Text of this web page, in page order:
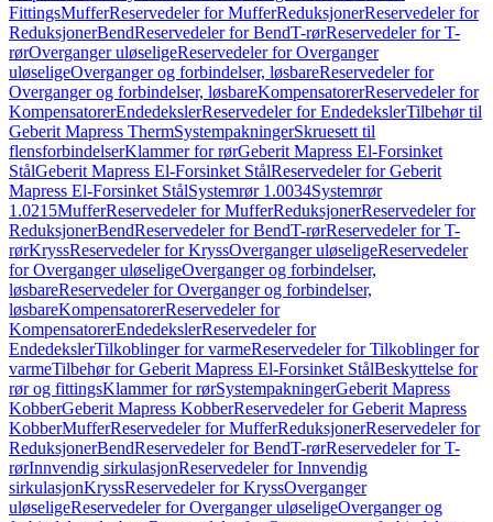
FittingsMufferReservedeler for MufferReduksjonerReservedeler for
ReduksjonerBendReservedeler for BendT-rørReservedeler for T-
rørOverganger uløseligeReservedeler for Overganger
uløseligeOverganger og forbindelser, løsbareReservedeler for
Overganger og forbindelser, løsbareKompensatorerReservedeler for
KompensatorerEndedekslerReservedeler for EndedekslerTilbehør til
Geberit Mapress ThermSystempakningerSkruesett til
flensforbindelserKlammer for rørGeberit Mapress El-Forsinket
StålGeberit Mapress El-Forsinket StålReservedeler for Geberit
Mapress El-Forsinket StålSystemrør 1.0034Systemrør
1.0215MufferReservedeler for MufferReduksjonerReservedeler for
ReduksjonerBendReservedeler for BendT-rørReservedeler for T-
rørKryssReservedeler for KryssOverganger uløseligeReservedeler
for Overganger uløseligeOverganger og forbindelser,
løsbareReservedeler for Overganger og forbindelser,
løsbareKompensatorerReservedeler for
KompensatorerEndedekslerReservedeler for
EndedekslerTilkoblinger for varmeReservedeler for Tilkoblinger for
varmeTilbehør for Geberit Mapress El-Forsinket StålBeskyttelse for
rør og fittingsKlammer for rørSystempakningerGeberit Mapress
KobberGeberit Mapress KobberReservedeler for Geberit Mapress
KobberMufferReservedeler for MufferReduksjonerReservedeler for
ReduksjonerBendReservedeler for BendT-rørReservedeler for T-
rørInnvendig sirkulasjonReservedeler for Innvendig
sirkulasjonKryssReservedeler for KryssOverganger
uløseligeReservedeler for Overganger uløseligeOverganger og